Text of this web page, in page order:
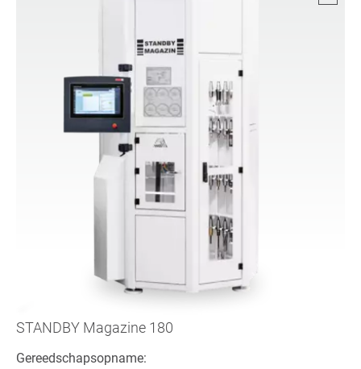
STANDBY Magazine 180
Gereedschapsopname: